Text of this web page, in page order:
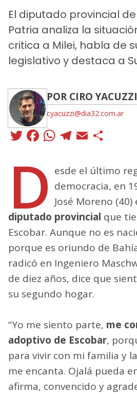
El diputado provincial
Patria analiza la
critica a Milei, habla de
legislativo y destaca a
POR CIRO YACUZZI
cyacuzzi@dia32.com.ar
Twitter
Facebook
WhatsApp
Email
D esde el último
democracia, en
José Moreno (40)
diputado provincial que
Escobar. Aunque no es
porque es oriundo de
radicó en Ingeniero
de diez años, dice que
su segundo hogar.
“Yo me siento parte, me
adoptivo de Escobar,
para vivir con mi familia y
me encanta. Ojalá pueda
afirma, convencido y